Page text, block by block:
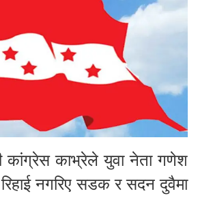
कांग्रेस काभ्रेले युवा नेता गणेश
नगरिए सडक र सदन दुवैमा